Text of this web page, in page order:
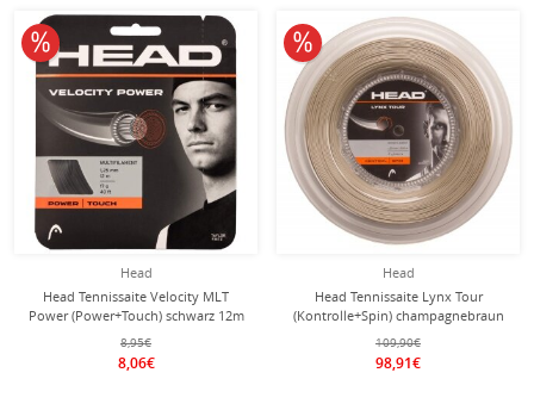
Head
Head Tennissaite Velocity MLT
Power (Power+Touch) schwarz 12m
Set
8,95€
8,06€
10% reduziert
Head
Head Tennissaite Lynx Tour
(Kontrolle+Spin) champagnebraun
200m Rolle
109,90€
98,91€
10% reduziert